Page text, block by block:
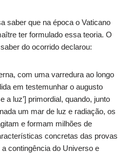
saber que na época o Vaticano
ter formulado essa teoria. O
do ocorrido declarou:
com uma varredura ao longo
em testemunhar o augusto
a luz’] primordial, quando, junto
um mar de luz e radiação, os
e formam milhões de
concretas das provas
contingência do Universo e